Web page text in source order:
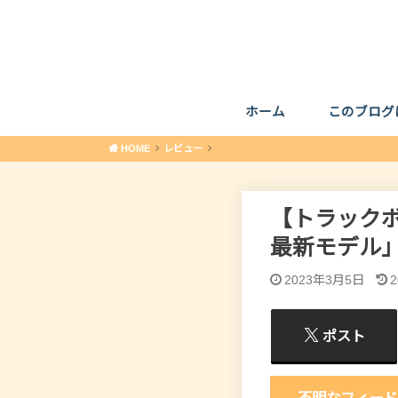
ホーム このブロ
HOME レビュー
【トラック
最新モデル
2023年3月5日
ポスト